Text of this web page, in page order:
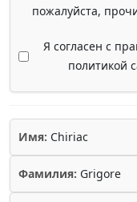
пожалуйста,
Я согласен с
политикой
Имя: Chiriac
Фамилия: Grigore